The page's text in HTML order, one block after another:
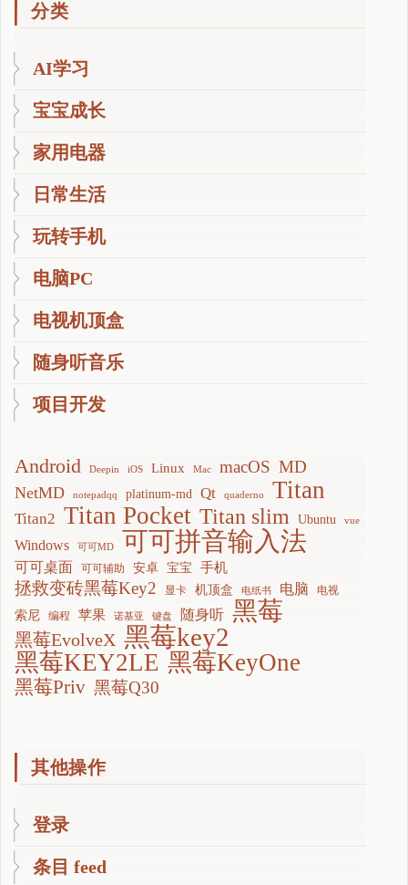
分类
AI学习
宝宝成长
家用电器
日常生活
玩转手机
电脑PC
电视机顶盒
随身听音乐
项目开发
Android Deepin iOS Linux Mac macOS MD
NetMD notepadqq platinum-md Qt quaderno Titan
Titan2 Titan Pocket Titan slim Ubuntu vue
Windows 可可MD 可可拼音输入法
可可桌面 可可辅助 安卓 宝宝 手机
拯救变砖黑莓Key2 显卡 机顶盒 电纸书 电脑 电视
索尼 编程 苹果 诺基亚 键盘 随身听 黑莓
黑莓EvolveX 黑莓key2
黑莓KEY2LE 黑莓KeyOne
黑莓Priv 黑莓Q30
其他操作
登录
条目 feed